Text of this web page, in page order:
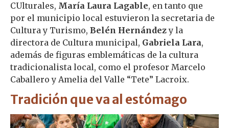
CUlturales, María Laura Lagable, en tanto que
por el municipio local estuvieron la secretaria de
Cultura y Turismo, Belén Hernándezy la
directora de Cultura municipal, Gabriela Lara,
además de figuras emblemáticas de la cultura
tradicionalista local, como el profesor Marcelo
Caballero y Amelia del Valle “Tete” Lacroix.
Tradición que va al estómago